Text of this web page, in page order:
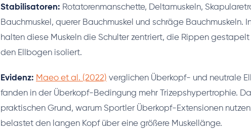
Stabilisatoren: Rotatorenmanschette, Deltamuskeln,
Bauchmuskel, querer Bauchmuskel und schräge Bauchmuskeln.
halten diese Muskeln die Schulter zentriert, die Rippen
den Ellbogen isoliert.
Evidenz: Maeo et al. (2022) verglichen Überkopf- und neutrale
fanden in der Überkopf-Bedingung mehr Trizepshypertrophie.
praktischen Grund, warum Sportler Überkopf-Extensionen
belastet den langen Kopf über eine größere Muskellänge.